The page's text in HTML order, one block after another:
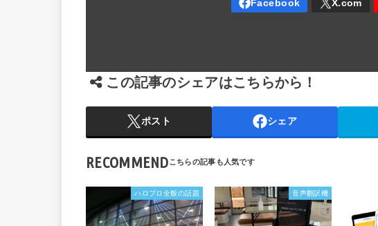
この記事のシェアはこちらから！
ポスト シェア
RECOMMEND
ハロプロ全般の話題 音声翻訳機